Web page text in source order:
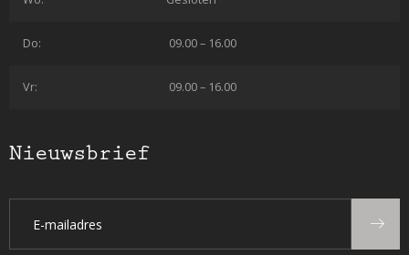
Do: 09.00 – 16.00
Vr: 09.00 – 16.00
Nieuwsbrief